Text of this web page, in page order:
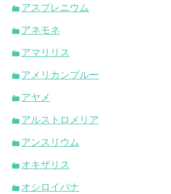
アスプレニウム
アネモネ
アマリリス
アメリカンブルー
アヤメ
アルストロメリア
アンスリウム
オキザリス
オシロイバナ